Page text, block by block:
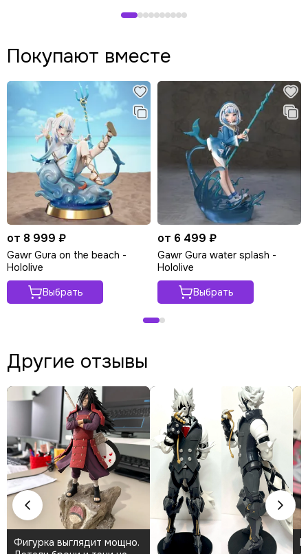
Покупают вместе
от 8 999 ₽
Gawr Gura on the beach -
Hololive
Выбрать
от 6 499 ₽
Gawr Gura water splash -
Hololive
Выбрать
Другие отзывы
Фигурка выглядит мощно.